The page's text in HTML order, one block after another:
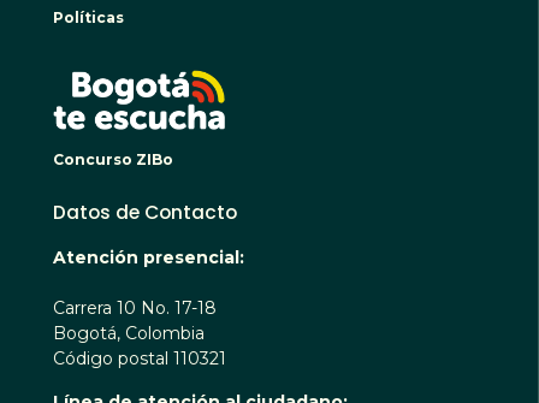
Políticas
Concurso ZIBo
Datos de Contacto
Atención presencial:
Carrera 10 No. 17-18
Bogotá, Colombia
Código postal 110321